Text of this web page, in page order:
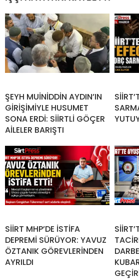
ŞEYH MUİNİDDİN AYDIN’IN
GİRİŞİMİYLE HUSUMET
SONA ERDİ: SİİRTLİ GÖÇER
AİLELER BARIŞTI
SİİRT MHP’DE İSTİFA
DEPREMİ SÜRÜYOR: YAVUZ
ÖZTANIK GÖREVLERİNDEN
AYRILDI